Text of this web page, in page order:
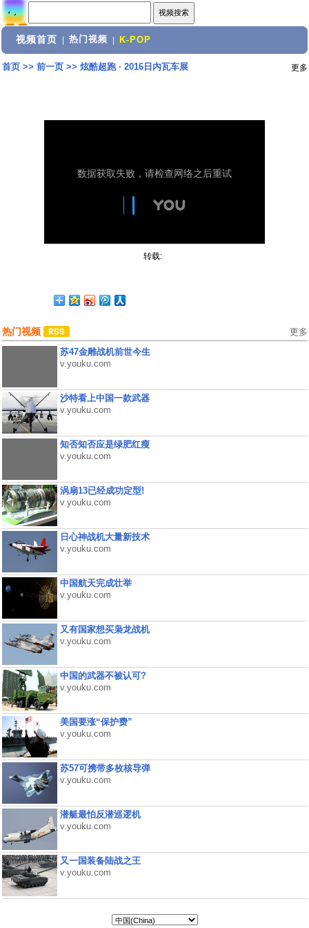
视频首页 热门视频 K-POP
首页>> 前一页>> 炫酷超跑 · 2016日内瓦车展 更多
转载:
热门视频 更多
苏47金雕战机前世今生
v.youku.com
沙特看上中国一款武器
v.youku.com
知否知否应是绿肥红瘦
v.youku.com
涡扇13已经成功定型!
v.youku.com
日心神战机大量新技术
v.youku.com
中国航天完成壮举
v.youku.com
又有国家想买枭龙战机
v.youku.com
中国的武器不被认可?
v.youku.com
美国要涨“保护费”
v.youku.com
苏57可携带多枚核导弹
v.youku.com
潜艇最怕反潜巡逻机
v.youku.com
又一国装备陆战之王
v.youku.com